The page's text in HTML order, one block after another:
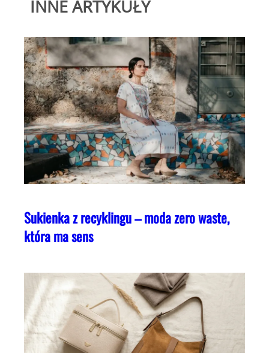
INNE ARTYKUŁY
Sukienka z recyklingu – moda zero waste,
która ma sens